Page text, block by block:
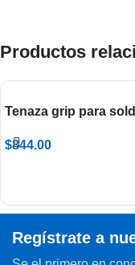
Productos
Tenaza grip para
$844.00
Regístrate a